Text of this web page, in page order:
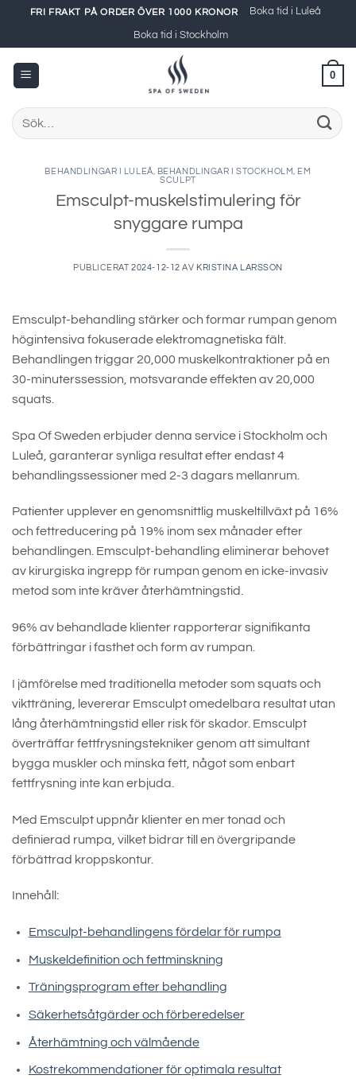
content
FRI FRAKT PÅ ORDER ÖVER 1000 KRONOR Boka tid i Luleå
Boka tid i Stockholm
0
Sök
efter:
BEHANDLINGAR I LULEÅ BEHANDLINGAR I STOCKHOLM
EM
SCULPT
Emsculpt-muskelstimulering för
snyggare rumpa
PUBLICERAT2024-12-12 AV KRISTINA LARSSON
Emsculpt-behandling stärker och formar rumpan genom
högintensiva fokuserade elektromagnetiska fält.
Behandlingen triggar 20,000 muskelkontraktioner på en
30-minuterssession, motsvarande effekten av 20,000
squats.
Spa Of Sweden erbjuder denna service i Stockholm och
Luleå, garanterar synliga resultat efter endast 4
behandlingssessioner med 2-3 dagars mellanrum.
Patienter upplever en genomsnittlig muskeltillväxt på 16%
och fettreducering på 19% inom sex månader efter
behandlingen. Emsculpt-behandling eliminerar behovet
av kirurgiska ingrepp för rumpan genom en icke-invasiv
metod som inte kräver återhämtningstid.
96% av behandlade klienter rapporterar signifikanta
förbättringar i fasthet och form av rumpan.
I jämförelse med traditionella metoder som squats och
viktträning, levererar Emsculpt omedelbara resultat utan
lång återhämtningstid eller risk för skador. Emsculpt
överträffar fettfrysningstekniker genom att simultant
bygga muskler och minska fett, något som enbart
fettfrysning inte kan erbjuda.
Med Emsculpt uppnår klienter en mer tonad och
definierad rumpa, vilket bidrar till en övergripande
förbättrad kroppskontur.
Innehåll:
Emsculpt-behandlingens fördelar för rumpa
Muskeldefinition och fettminskning
Träningsprogram efter behandling
Säkerhetsåtgärder och förberedelser
Återhämtning och välmående
Kostrekommendationer för optimala resultat